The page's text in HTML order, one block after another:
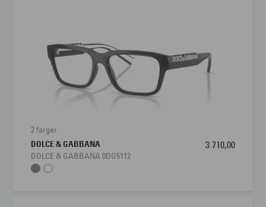
2 farger
DOLCE & GABBANA
DOLCE & GABBANA 0DG5112
3 710,00